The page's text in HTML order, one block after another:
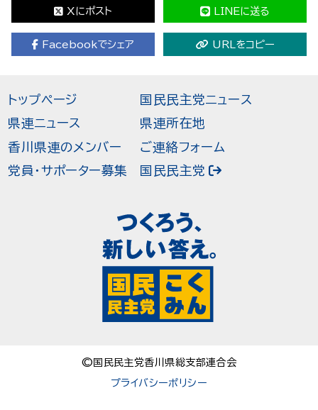
Xにポスト LINEに送る
Facebookでシェア URLをコピー
トップページ
県連ニュース
香川県連のメンバー
党員・サポーター募集
国民民主党ニュース
県連所在地
ご連絡フォーム
国民民主党
©国民民主党香川県総支部連合会
プライバシーポリシー